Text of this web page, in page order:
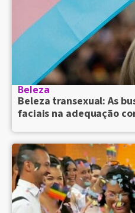
Beleza
Beleza transexual: As
faciais na adequação